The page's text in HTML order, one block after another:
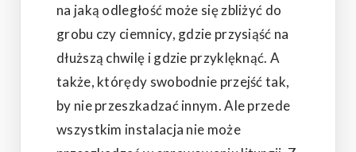
na jaką odległość może się zbliżyć do
grobu czy ciemnicy, gdzie przysiąść na
dłuższą chwilę i gdzie przyklęknąć. A
także, którędy swobodnie przejść tak,
by nie przeszkadzać innym. Ale przede
wszystkim instalacja nie może